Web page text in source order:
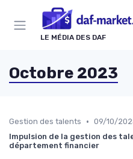
LE MÉDIA DES DAF
Octobre 2023
Gestion des talents • 09/10/
Impulsion de la gestion des
département financier
Panneau de gestion des